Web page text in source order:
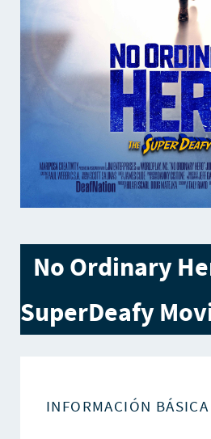
No Ordinary
SuperDeafy
INFORMACIÓN BÁSICA